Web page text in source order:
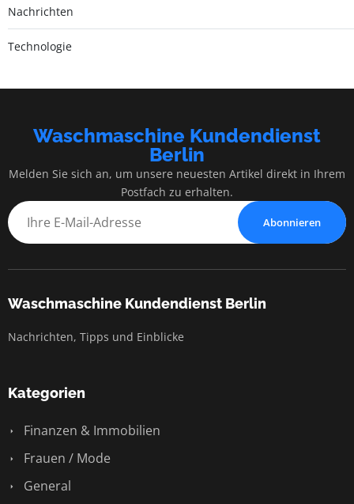
Nachrichten
Technologie
Waschmaschine Kundendienst
Berlin
Melden Sie sich an, um unsere neuesten Artikel direkt in Ihrem
Postfach zu erhalten.
Abonnieren
Waschmaschine Kundendienst Berlin
Nachrichten, Tipps und Einblicke
Kategorien
Finanzen & Immobilien
Frauen / Mode
General